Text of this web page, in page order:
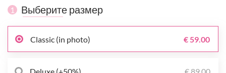
1 Выберите размер
Classic (in photo) € 59.00
Deluxe (+50%) € 89.00